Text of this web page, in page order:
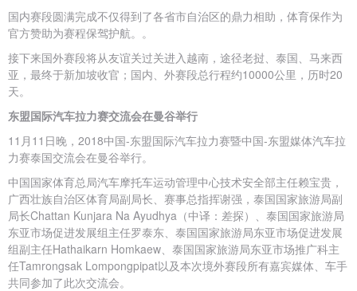
国内赛段圆满完成不仅得到了各省市自治区的鼎力相助，体育保作为
官方赞助为赛程保驾护航。。
接下来国外赛段将从友谊关过关进入越南，途径老挝、泰国、马来西
亚，最终于新加坡收官；国内、外赛段总行程约10000公里，历时20
天。
东盟国际汽车拉力赛交流会在曼谷举行
11月11日晚，2018中国-东盟国际汽车拉力赛暨中国-东盟媒体汽车拉
力赛泰国交流会在曼谷举行。
中国国家体育总局汽车摩托车运动管理中心技术安全部主任赖宝贵，
广西壮族自治区体育局副局长、赛事总指挥谢强，泰国国家旅游局副
局长Chattan Kunjara Na Ayudhya（中译：差探）、泰国国家旅游局
东亚市场促进发展组主任罗泰东、泰国国家旅游局东亚市场促进发展
组副主任Hathaikarn Homkaew、泰国国家旅游局东亚市场推广科主
任Tamrongsak Lompongpipat以及本次境外赛段所有嘉宾媒体、车手
共同参加了此次交流会。